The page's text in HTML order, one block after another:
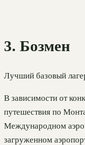
3. Бозмен
Лучший базовый
В зависимости от
путешествия по
Международном
загруженном